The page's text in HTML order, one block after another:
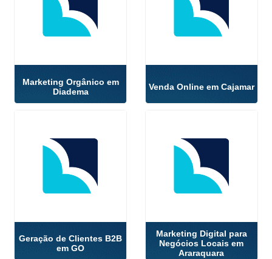
Marketing Orgânico em
Diadema
Venda Online em Cajamar
Geração de Clientes B2B
em GO
Marketing Digital para
Negócios Locais em
Araraquara